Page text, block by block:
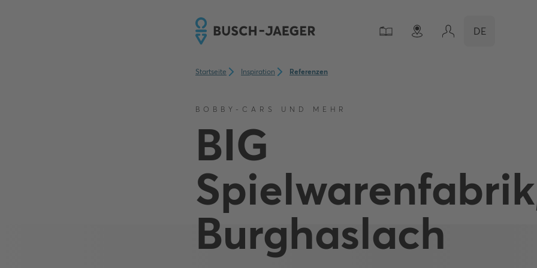
DE
Startseite Inspiration Referenzen
BOBBY-CARS UND MEHR
BIG
Burghaslach